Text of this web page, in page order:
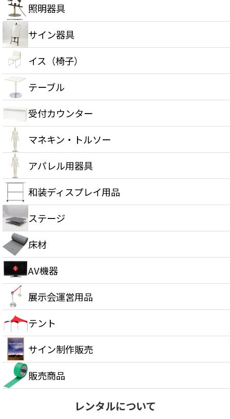
照明器具
サイン器具
イス（椅子）
テーブル
受付カウンター
マネキン・トルソー
アパレル用器具
和装ディスプレイ用品
ステージ
床材
AV機器
展示会運営用品
テント
サイン制作販売
販売商品
レンタルについて